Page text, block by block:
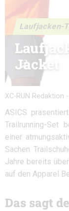
Laufjacken-
Jacket
XC-RUN Redaktion -
ASICS
Trailrunning-Set
einer
Sachen
Jahre bereits
auf den Apparel
Das sagt